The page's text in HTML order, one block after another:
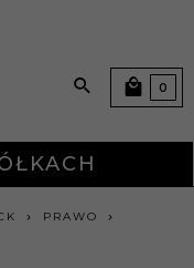
0
PRAWO